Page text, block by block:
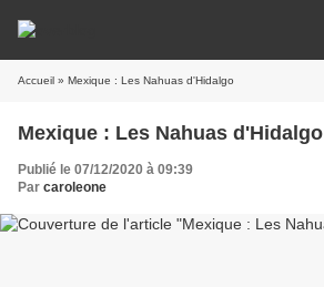
Accueil » Mexique : Les Nahuas d'Hidalgo
Mexique : Les Nahuas d'Hidalgo
Publié le 07/12/2020 à 09:39
Par caroleone